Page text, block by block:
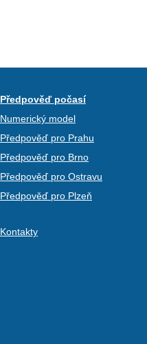
Předpověď počasí
Numerický model
Předpověď pro Prahu
Předpověď pro Brno
Předpověď pro Ostravu
Předpověď pro Plzeň
Kontakty